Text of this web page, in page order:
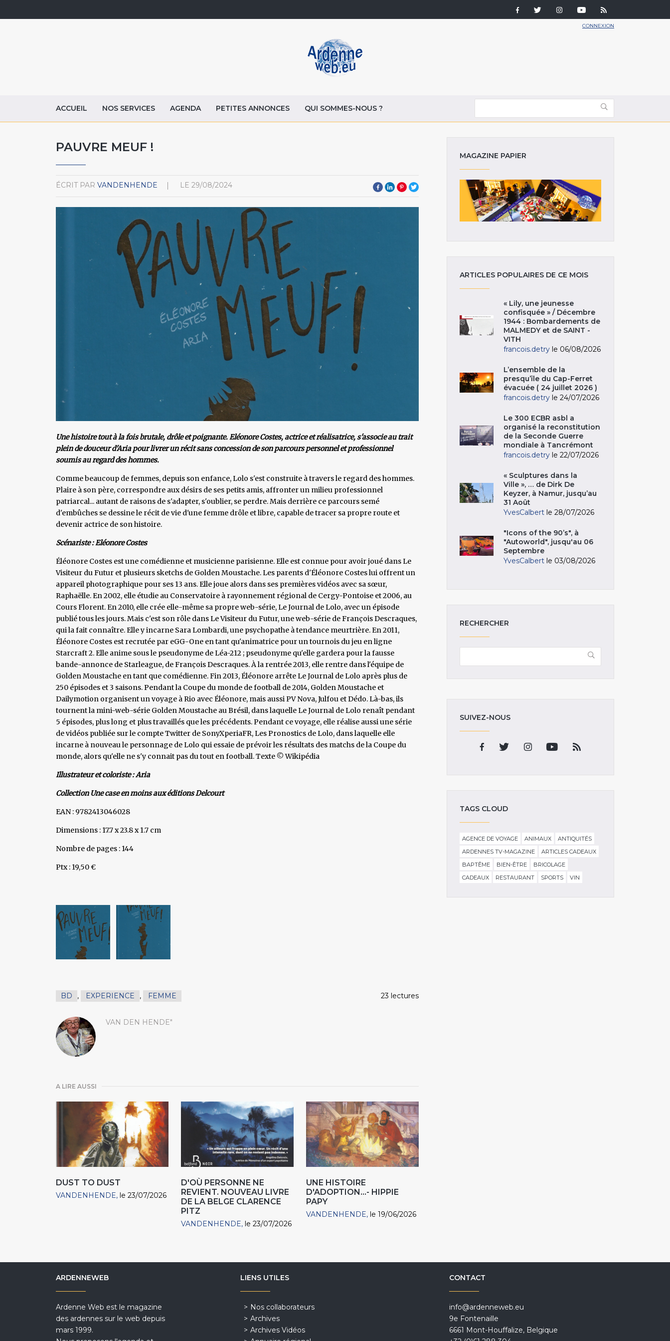
CONNEXION
ACCUEIL NOS SERVICES AGENDA PETITES ANNONCES QUI SOMMES-NOUS ?
PAUVRE MEUF !
ÉCRIT PAR VANDENHENDE LE 29/08/2024
Une histoire tout à la fois brutale, drôle et poignante. Eléonore Costes, actrice et réalisatrice, s'associe au trait
plein de douceur d'Aria pour livrer un récit sans concession de son parcours personnel et professionnel
soumis au regard des hommes.
Comme beaucoup de femmes, depuis son enfance, Lolo s'est construite à travers le regard des hommes.
Plaire à son père, correspondre aux désirs de ses petits amis, affronter un milieu professionnel
patriarcal... autant de raisons de s'adapter, s'oublier, se perdre. Mais derrière ce parcours semé
d'embûches se dessine le récit de vie d'une femme drôle et libre, capable de tracer sa propre route et
devenir actrice de son histoire.
Scénariste : Eléonore Costes
Éléonore Costes est une comédienne et musicienne parisienne. Elle est connue pour avoir joué dans Le
Visiteur du Futur et plusieurs sketchs de Golden Moustache. Les parents d'Éléonore Costes lui offrent un
appareil photographique pour ses 13 ans. Elle joue alors dans ses premières vidéos avec sa sœur,
Raphaëlle. En 2002, elle étudie au Conservatoire à rayonnement régional de Cergy-Pontoise et 2006, au
Cours Florent. En 2010, elle crée elle-même sa propre web-série, Le Journal de Lolo, avec un épisode
publié tous les jours. Mais c'est son rôle dans Le Visiteur du Futur, une web-série de François Descraques,
qui la fait connaître. Elle y incarne Sara Lombardi, une psychopathe à tendance meurtrière. En 2011,
Éléonore Costes est recrutée par eGG-One en tant qu'animatrice pour un tournois du jeu en ligne
Starcraft 2. Elle anime sous le pseudonyme de Léa-212 ; pseudonyme qu'elle gardera pour la fausse
bande-annonce de Starleague, de François Descraques. À la rentrée 2013, elle rentre dans l'équipe de
Golden Moustache en tant que comédienne. Fin 2013, Éléonore arrête Le Journal de Lolo après plus de
250 épisodes et 3 saisons. Pendant la Coupe du monde de football de 2014, Golden Moustache et
Dailymotion organisent un voyage à Rio avec Éléonore, mais aussi PV Nova, Julfou et Dédo. Là-bas, ils
tournent la mini-web-série Golden Moustache au Brésil, dans laquelle Le Journal de Lolo renaît pendant
5 épisodes, plus long et plus travaillés que les précédents. Pendant ce voyage, elle réalise aussi une série
de vidéos publiée sur le compte Twitter de SonyXperiaFR, Les Pronostics de Lolo, dans laquelle elle
incarne à nouveau le personnage de Lolo qui essaie de prévoir les résultats des matchs de la Coupe du
monde, alors qu'elle ne s'y connait pas du tout en football. Texte © Wikipédia
Illustrateur et coloriste : Aria
Collection Une case en moins aux éditions Delcourt
EAN : 9782413046028
Dimensions : 17.7 x 23.8 x 1.7 cm
Nombre de pages : 144
Ptx : 19,50 €
BD , EXPERIENCE , FEMME 23 lectures
VAN DEN HENDE"
A LIRE AUSSI
DUST TO DUST
VANDENHENDE le 23/07/2026
D'OÙ PERSONNE NE
REVIENT. NOUVEAU LIVRE
DE LA BELGE CLARENCE
PITZ
VANDENHENDE le 23/07/2026
UNE HISTOIRE
D'ADOPTION...- HIPPIE
PAPY
VANDENHENDE le 19/06/2026
MAGAZINE PAPIER
ARTICLES POPULAIRES DE CE MOIS
« Lily, une jeunesse
confisquée » / Décembre
1944 : Bombardements de
MALMEDY et de SAINT -
VITH
francois.detry le 06/08/2026
L’ensemble de la
presqu’île du Cap-Ferret
évacuée ( 24 juillet 2026 )
francois.detry le 24/07/2026
Le 300 ECBR asbl a
organisé la reconstitution
de la Seconde Guerre
mondiale à Tancrémont
francois.detry le 22/07/2026
« Sculptures dans la
Ville », … de Dirk De
Keyzer, à Namur, jusqu’au
31 Août
YvesCalbert le 28/07/2026
"Icons of the 90’s", à
"Autoworld", jusqu'au 06
Septembre
YvesCalbert le 03/08/2026
RECHERCHER
SUIVEZ-NOUS
TAGS CLOUD
AGENCE DE VOYAGE ANIMAUX
ANTIQUITÉS
ARDENNES TV-MAGAZINE
ARTICLES CADEAUX
BAPTÊME
BIEN-ÊTRE
BRICOLAGE
CADEAUX
RESTAURANT SPORTS VIN
ARDENNEWEB
Ardenne Web est le magazine
des ardennes sur le web depuis
mars 1999.
LIENS UTILES
Nos collaborateurs
Archives
Archives Vidéos
CONTACT
info@ardenneweb.eu
9e Fontenaille
6661 Mont-Houffalize, Belgique